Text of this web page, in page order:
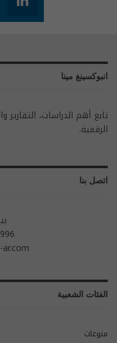
انبوكسينغ مينا
تابع أهم الدراسات، التقارير
الرقمية.
اتصل بنا
الفئات الشعبية
منوعات